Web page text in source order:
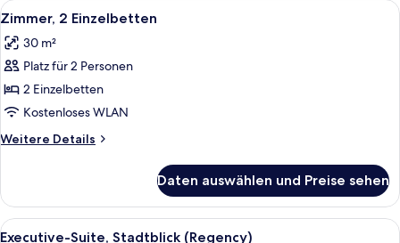
Alle
Fotos
für
Zimmer,
2 Einzelbetten
anzeigen
Ein Hotelzimmer mit zwei Betten,
5
Zimmer, 2 Einzelbetten
30 m²
Platz für 2 Personen
2 Einzelbetten
Kostenloses WLAN
Weitere Details
Weitere
2 Einzelbetten
Daten auswählen und Preise sehen
Alle
Eine Stadtsicht mit verschiedenen
6
Executive-Suite, Stadtblick (Regency)